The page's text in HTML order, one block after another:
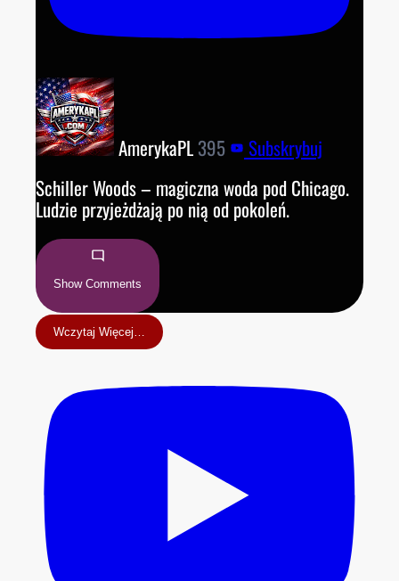
AmerykaPL395
Subskrybuj
Schiller Woods – magiczna woda pod Chicago.
Ludzie przyjeżdżają po nią od pokoleń.
Show Comments
Wczytaj Więcej…